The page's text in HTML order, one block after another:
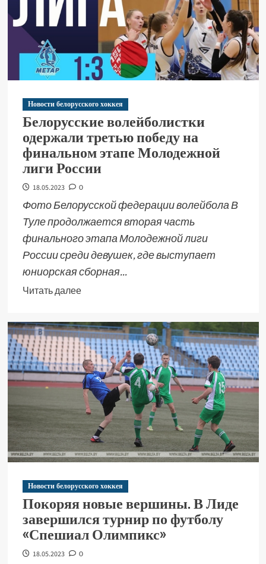
Новости белорусского хоккея
Белорусские волейболистки
одержали третью победу на
финальном этапе Молодежной
лиги России
18.05.2023 0
Фото Белорусской федерации волейбола В
Туле продолжается вторая часть
финального этапа Молодежной лиги
России среди девушек, где выступает
юниорская сборная...
Читать далее
Новости белорусского хоккея
Покоряя новые вершины. В Лиде
завершился турнир по футболу
«Спешиал Олимпикс»
18.05.2023 0